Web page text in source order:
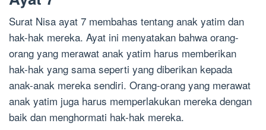
Surat Nisa ayat 7 membahas tentang anak yatim dan
hak-hak mereka. Ayat ini menyatakan bahwa orang-
orang yang merawat anak yatim harus memberikan
hak-hak yang sama seperti yang diberikan kepada
anak-anak mereka sendiri. Orang-orang yang merawat
anak yatim juga harus memperlakukan mereka dengan
baik dan menghormati hak-hak mereka.